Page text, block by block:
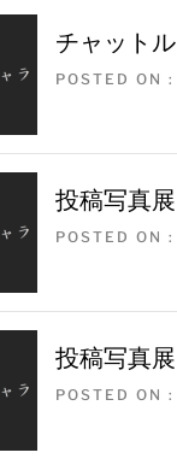
チャット
POSTED ON
投稿写真
POSTED ON
投稿写真
POSTED ON